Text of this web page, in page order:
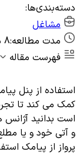
دسته‌بندی‌ها:
مشاغل
مدت مطالعه:8 دقیقه
فهرست مقاله
استفاده از پنل
کمک می ‌کند تا
است بدانید آژانس
و آتی خود و یا
پرواز از پیامک